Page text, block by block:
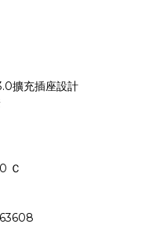
擴充插座設計
Ｃ